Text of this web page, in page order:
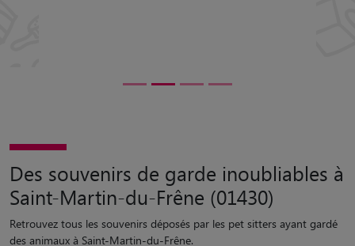
Retrouvez tous les souvenirs déposés par les pet sitters ayant gardé